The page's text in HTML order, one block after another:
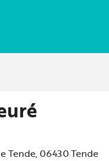
Tende, 06430 Tende